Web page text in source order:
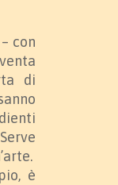
con
di
è